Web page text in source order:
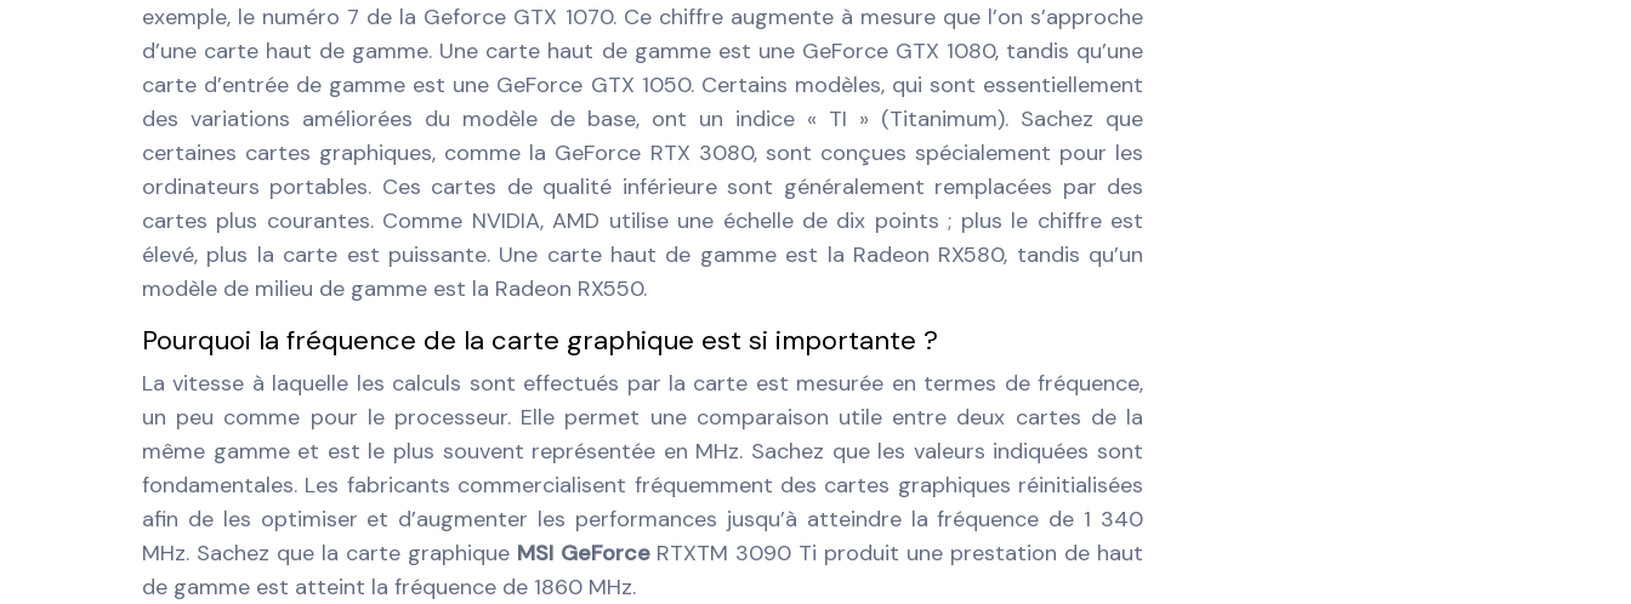
exemple, le numéro 7 de la Geforce GTX 1070. Ce chiffre augmente à mesure que l’on s’approche
d’une carte haut de gamme. Une carte haut de gamme est une GeForce GTX 1080, tandis qu’une
carte d’entrée de gamme est une GeForce GTX 1050. Certains modèles, qui sont essentiellement
des variations améliorées du modèle de base, ont un indice « TI » (Titanimum). Sachez que
certaines cartes graphiques, comme la GeForce RTX 3080, sont conçues spécialement pour les
ordinateurs portables. Ces cartes de qualité inférieure sont généralement remplacées par des
cartes plus courantes. Comme NVIDIA, AMD utilise une échelle de dix points ; plus le chiffre est
élevé, plus la carte est puissante. Une carte haut de gamme est la Radeon RX580, tandis qu’un
modèle de milieu de gamme est la Radeon RX550.
Pourquoi la fréquence de la carte graphique est si importante ?
La vitesse à laquelle les calculs sont effectués par la carte est mesurée en termes de fréquence,
un peu comme pour le processeur. Elle permet une comparaison utile entre deux cartes de la
même gamme et est le plus souvent représentée en MHz. Sachez que les valeurs indiquées sont
fondamentales. Les fabricants commercialisent fréquemment des cartes graphiques réinitialisées
afin de les optimiser et d’augmenter les performances jusqu’à atteindre la fréquence de 1 340
MHz. Sachez que la carte graphique MSI GeForce RTXTM 3090 Ti produit une prestation de haut
de gamme est atteint la fréquence de 1860 MHz.